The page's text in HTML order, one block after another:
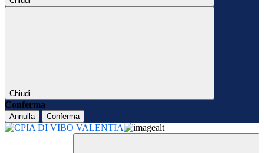
Chiudi
Conferma
Annulla Conferma